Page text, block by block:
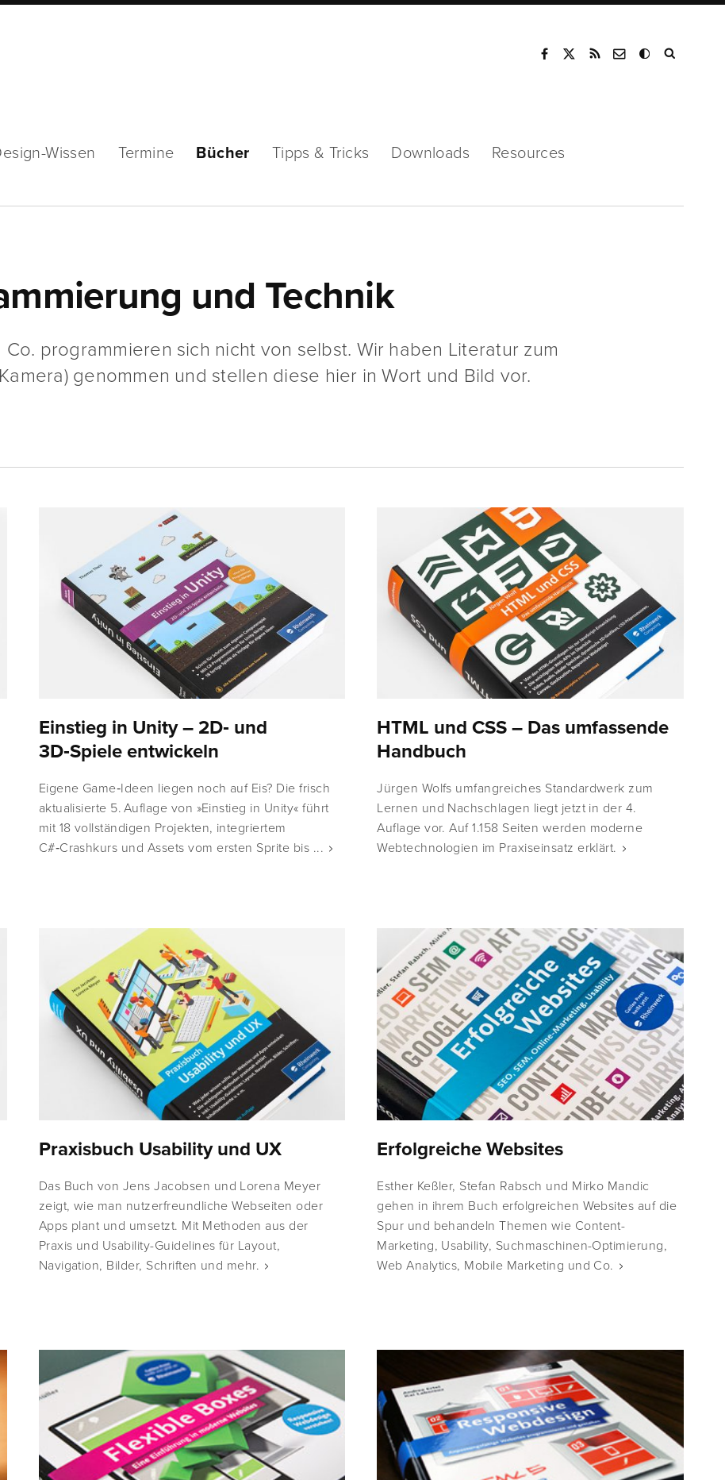
Wissen Termine Bücher Tipps & Tricks Downloads Resources
und Technik
programmieren sich nicht von selbst. Wir haben Literatur zum
genommen und stellen diese hier in Wort und Bild vor.
Einstieg in Unity – 2D‑ und
3D‑Spiele entwickeln
Eigene Game‑Ideen liegen noch auf Eis? Die frisch
aktualisierte 5. Auflage von »Einstieg in Unity« führt
mit 18 vollständigen Projekten, integriertem
C#‑Crashkurs und Assets vom ersten Sprite bis ...
HTML und CSS – Das umfassende
Handbuch
Jürgen Wolfs umfangreiches Standardwerk zum
Lernen und Nachschlagen liegt jetzt in der 4.
Auflage vor. Auf 1.158 Seiten werden moderne
Webtechnologien im Praxiseinsatz erklärt.
Praxisbuch Usability und UX
Das Buch von Jens Jacobsen und Lorena Meyer
zeigt, wie man nutzerfreundliche Webseiten oder
Apps plant und umsetzt. Mit Methoden aus der
Praxis und Usability-Guidelines für Layout,
Navigation, Bilder, Schriften und mehr.
Erfolgreiche Websites
Esther Keßler, Stefan Rabsch und Mirko Mandic
gehen in ihrem Buch erfolgreichen Websites auf die
Spur und behandeln Themen wie Content-
Marketing, Usability, Suchmaschinen-Optimierung,
Web Analytics, Mobile Marketing und Co.